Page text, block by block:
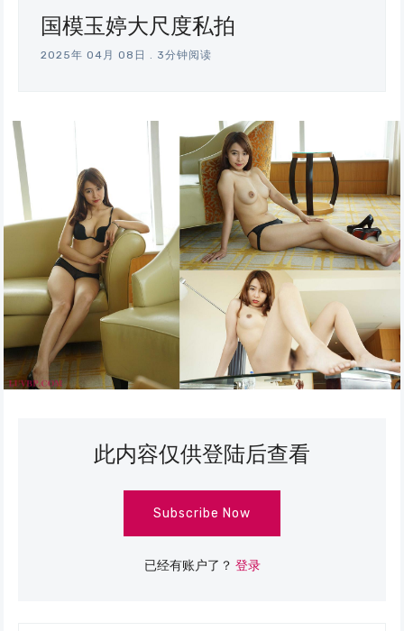
国模玉婷大尺度私拍
2025年 04月 08日 3分钟阅读
此内容仅供登陆后查看
Subscribe Now
已经有账户了？ 登录